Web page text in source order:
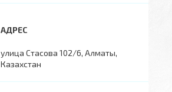
улица Стасова 102/6, Алматы,
Казахстан